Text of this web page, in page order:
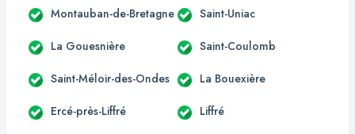
Montauban-de-Bretagne Saint-Uniac
La Gouesnière Saint-Coulomb
Saint-Méloir-des-Ondes La Bouexière
Ercé-près-Liffré Liffré